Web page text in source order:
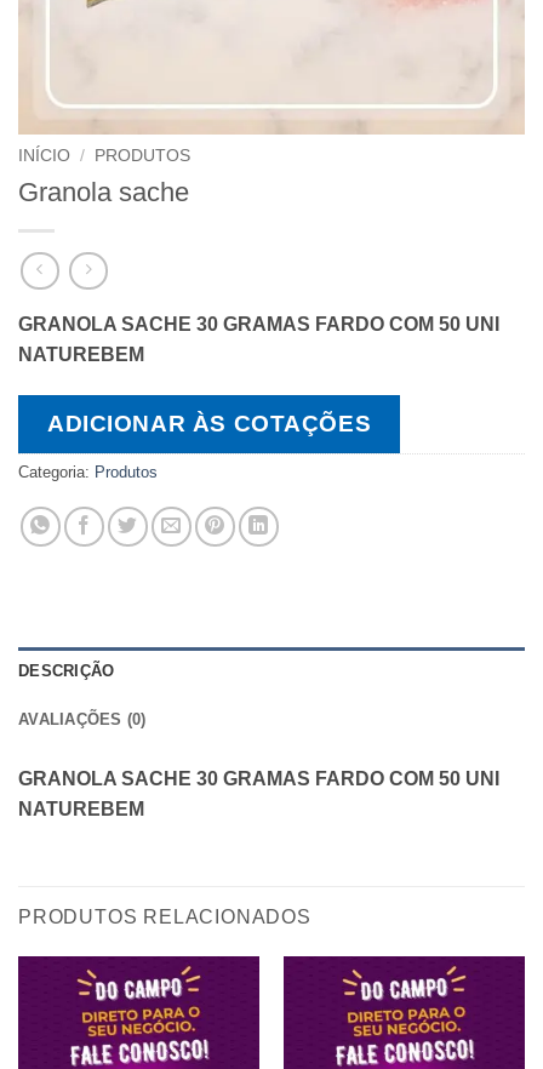
INÍCIO / PRODUTOS
Granola sache
GRANOLA SACHE 30 GRAMAS FARDO COM 50 UNI
NATUREBEM
ADICIONAR ÀS COTAÇÕES
Categoria: Produtos
DESCRIÇÃO
AVALIAÇÕES (0)
GRANOLA SACHE 30 GRAMAS FARDO COM 50 UNI
NATUREBEM
PRODUTOS RELACIONADOS